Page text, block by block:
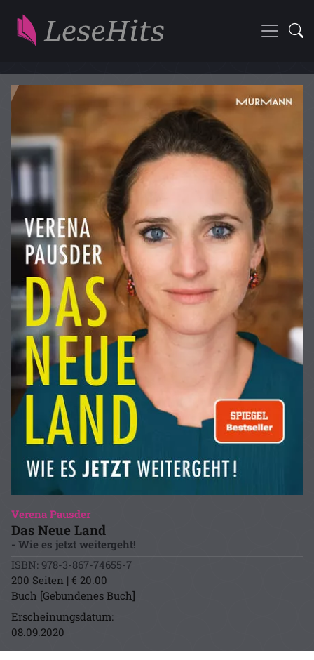
Verena Pausder
Das Neue Land
- Wie es jetzt weitergeht!
ISBN: 978-3-867-74655-7
200 Seiten | € 20.00
Buch [Gebundenes Buch]
Erscheinungsdatum:
08.09.2020